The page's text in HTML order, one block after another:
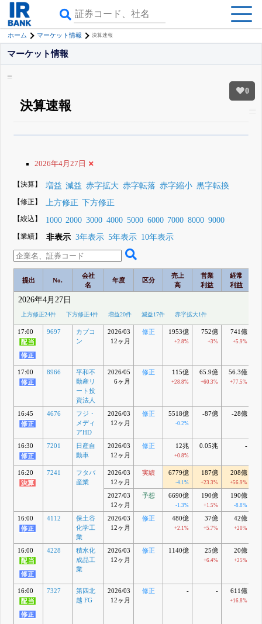
ホーム マーケット情報 決算速報
0
マーケット情報
決算速報
登録すると永久30%OFFと米株版の先行利用も付きます
2026年4月27日
【決算】 増益 減益 赤字拡大 赤字転落 赤字縮小 黒字転換
【修正】 上方修正 下方修正
【絞込】 1000 2000 3000 4000 5000 6000 7000 8000 9000
【業績】 非表示 3年表示 5年表示 10年表示
提出 No.
会社
名
年度 区分
売上
高
営業
利益
経常
利益
2026年4月27日
上方修正24件 下方修正4件 増益20件 減益17件 赤字拡大1件
17:00 9697
カプコ
ン
2026/03
12ヶ月
修正 1953億
+2.8%
752億
+3%
741億
+5.9%
17:00 8966
平和不
動産リ
ート投
資法人
2026/05
6ヶ月
修正 115億
+28.8%
65.9億
+60.3%
56.3億
+77.5%
16:45 4676
フジ・
メディ
アHD
2026/03
12ヶ月
修正 5518億
-0.2%
-87億 -28億
16:30 7201
日産自
動車
2026/03
12ヶ月
修正 12兆
+0.8%
0.05兆 -
16:20 7241
フタバ
産業
2026/03
12ヶ月
実績 6779億
-4.1%
187億
+23.3%
208億
+56.9%
2027/03
12ヶ月
予想 6690億
-1.3%
190億
+1.5%
190億
-8.8%
16:00 4112
保土谷
化学工
業
2026/03
12ヶ月
修正 480億
+2.1%
37億
+5.7%
42億
+20%
16:00 4228
積水化
成品工
業
2026/03
12ヶ月
修正 1140億 25億
+6.4%
20億
+25%
16:00 7327
第四北
越 FG
2026/03
12ヶ月
修正 - - 611億
+16.8%